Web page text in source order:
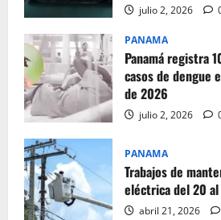
julio 2, 2026
PANAMA
Panamá registra
casos de dengue
de 2026
julio 2, 2026
PANAMA
Trabajos de
eléctrica del 20
abril 21, 2026